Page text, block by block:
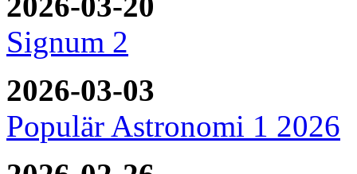
Signum 2
2026-03-03
Populär Astronomi 1 2026